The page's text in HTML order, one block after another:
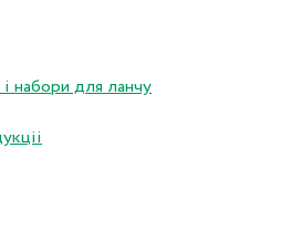
набори для ланчу